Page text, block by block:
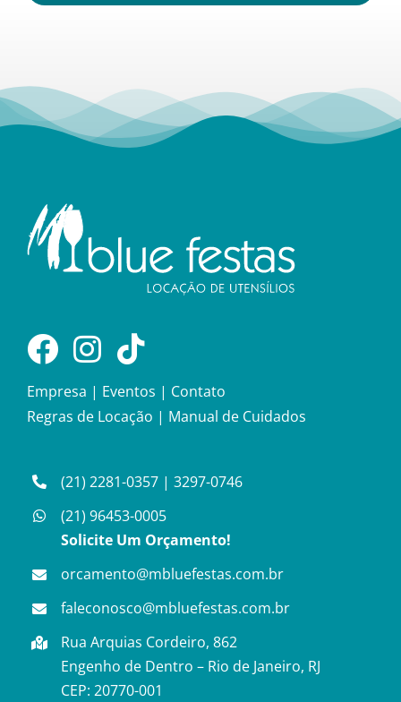
Empresa | Eventos | Contato
Regras de Locação | Manual de Cuidados
(21) 2281-0357 |3297-0746
(21) 96453-0005
Solicite Um Orçamento!
orcamento@mbluefestas.com.br
faleconosco@mbluefestas.com.br
Rua Arquias Cordeiro, 862
Engenho de Dentro – Rio de Janeiro, RJ
CEP: 20770-001